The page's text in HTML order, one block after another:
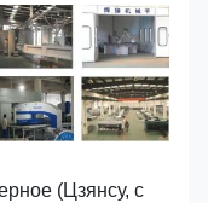
(Цзянсу, с